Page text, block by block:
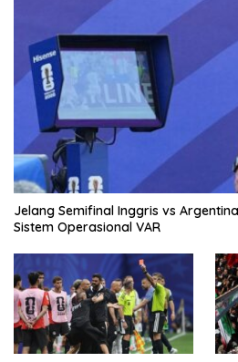
Jelang Semifinal Inggris vs
Sistem Operasional VAR